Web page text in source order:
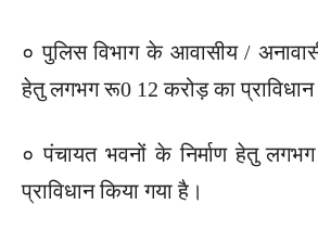
० पुलिस विभाग के आवासीय /
हेतु लगभग रू0 12 करोड़ का प्राविधान
० पंचायत भवनों के निर्माण हेतु
प्राविधान किया गया है।